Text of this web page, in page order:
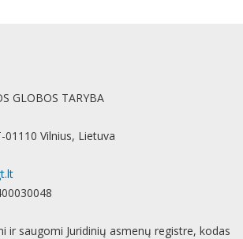
GLOBOS TARYBA
Vilnius, Lietuva
ir saugomi Juridinių asmenų registre, kodas